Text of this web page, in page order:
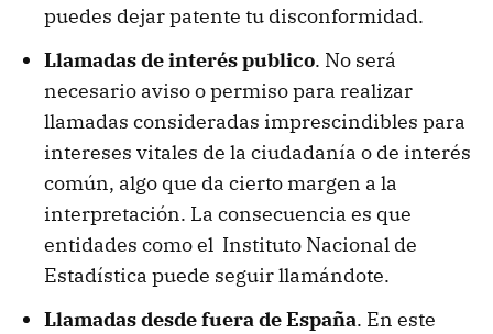
puedes dejar patente tu disconformidad.
Llamadas de interés publico. No será
necesario aviso o permiso para realizar
llamadas consideradas imprescindibles para
intereses vitales de la ciudadanía o de interés
común, algo que da cierto margen a la
interpretación. La consecuencia es que
entidades como el Instituto Nacional de
Estadística puede seguir llamándote.
Llamadas desde fuera de España. En este